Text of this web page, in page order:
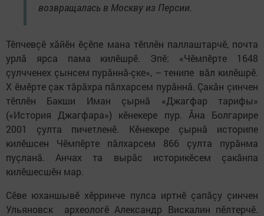
возвращалась в Москву из Персии.
Тӗпчевçӗ хăйӗн ӗçӗпе мана тӗплӗн паллаштарчӗ, почта
урлă ярса пама килӗшрӗ. Эпӗ: «Чӗмпӗрте 1648
çулчченех çынсем пурăннă-çке», – тенипе вăл килӗшрӗ.
X ӗмӗрте çак тăрăхра пăлхарсем пурăннă. Çакăн çинчен
тӗплӗн Бакши Иман çырнă «Джагфар тарифы»
(«История Джагфара») кӗнекере пур. Ăна Болгарире
2001 çулта пичетленӗ. Кӗнекере çырнă историпе
килӗшсен Чӗмпӗрте пăлхарсем 866 çулта пурăнма
пуçланă. Анчах та вырăс историкӗсем çакăнпа
килӗшесшӗн мар.
Сӗве юханшывӗ хӗрринче пулса иртнӗ çапăçу çинчен
Ульяновск археологӗ Александр Вискалин пӗлтерчӗ.